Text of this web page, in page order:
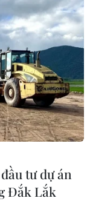
tư dự án
Đắk Lắk